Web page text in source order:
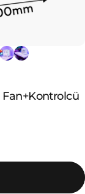
Fan+Kontrolcü